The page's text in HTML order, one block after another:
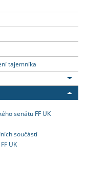
tajemníka
senátu FF UK
součástí
UK